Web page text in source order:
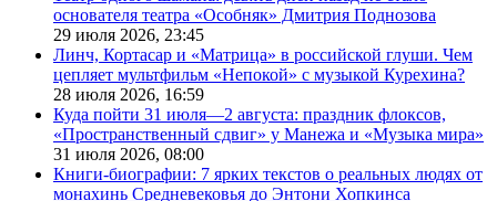
основателя театра «Особняк» Дмитрия Поднозова
29 июля 2026, 23:45
Линч, Кортасар и «Матрица» в российской глуши. Чем
цепляет мультфильм «Непокой» с музыкой Курехина?
28 июля 2026, 16:59
Куда пойти 31 июля—2 августа: праздник флоксов,
«Пространственный сдвиг» у Манежа и «Музыка мира»
31 июля 2026, 08:00
Книги-биографии: 7 ярких текстов о реальных людях от
монахинь Средневековья до Энтони Хопкинса